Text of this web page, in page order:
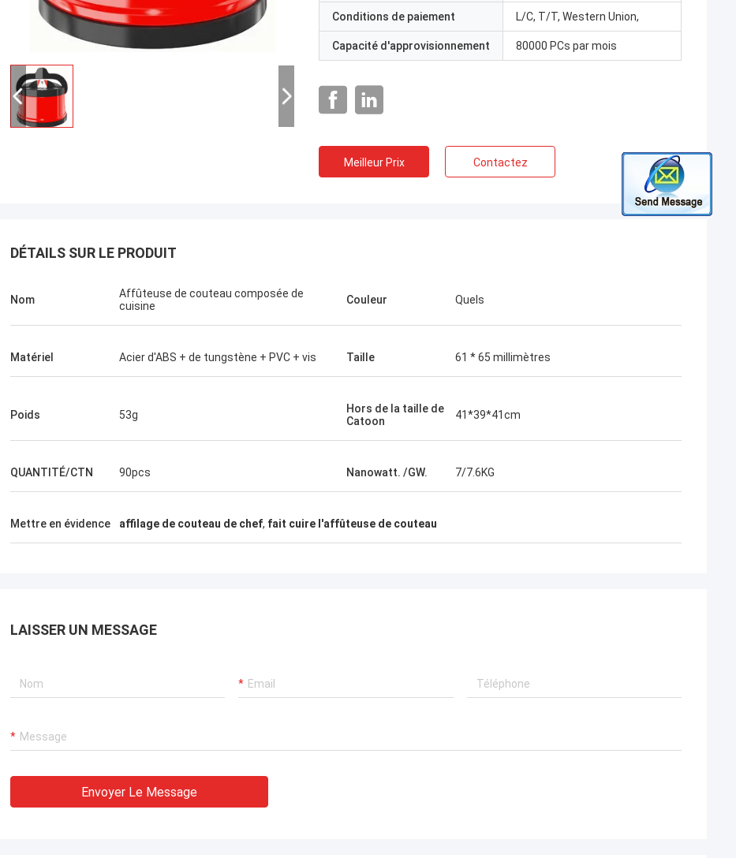
Melia de Chris
Maintenant, seulement Norton, aucun
besoin l'autre fournisseur !
Conditions de paiement L/C, T/T, Western Union,
Capacité d'approvisionnement 80000 PCs par mois
Meilleur Prix Contactez
DÉTAILS SUR LE PRODUIT
Nom
Affûteuse de couteau composée de
cuisine
Couleur Quels
Matériel Acier d'ABS + de tungstène + PVC + vis Taille 61 * 65 millimètres
Poids 53g
Hors de la taille de
Catoon
41*39*41cm
QUANTITÉ/CTN 90pcs Nanowatt. /GW. 7/7.6KG
Mettre en évidence affilage de couteau de chef, fait cuire l'affûteuse de couteau
LAISSER UN MESSAGE
Envoyer Le Message